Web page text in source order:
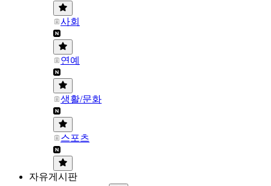
사회
연예
생활/문화
스포츠
자유게시판